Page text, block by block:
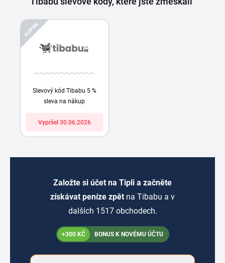
KUPÓN
Slevový kód Tibabu 5 %
sleva na nákup
Vypršel 30.06.2026
Založte si účet na Tipli a začněte
získávat peníze zpět na Tibabu a v
dalších 1517 obchodech.
+300 KČ BONUS K NOVÉMU ÚČTU